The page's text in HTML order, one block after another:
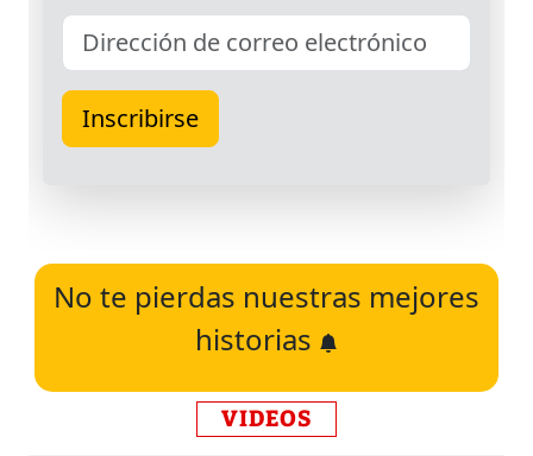
No te pierdas nuestras mejores
historias
VIDEOS